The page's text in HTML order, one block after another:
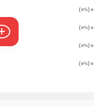
0
(0
%
)
0
(0
%
)
0
(0
%
)
0
(0
%
)